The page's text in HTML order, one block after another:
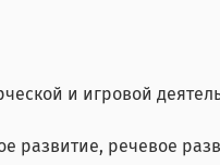
и игровой
развитие, речевое